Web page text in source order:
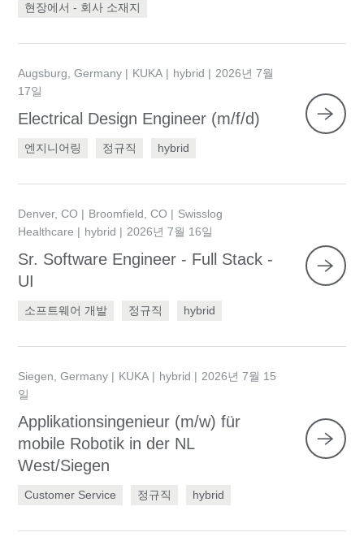
현장에서 - 회사 소재지
Augsburg, Germany KUKA hybrid
2026년 7월
17일
Electrical Design Engineer (m/f/d)
엔지니어링 정규직 hybrid
Denver, CO Broomfield, CO
Swisslog
Healthcare
hybrid 2026년 7월 16일
Sr. Software Engineer - Full Stack -
UI
소프트웨어 개발 정규직 hybrid
Siegen, Germany KUKA hybrid
2026년 7월 15
일
Applikationsingenieur (m/w) für
mobile Robotik in der NL
West/Siegen
Customer Service 정규직 hybrid